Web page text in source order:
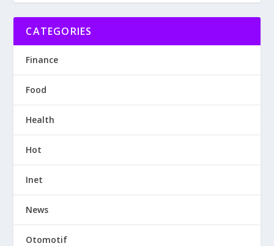
CATEGORIES
Finance
Food
Health
Hot
Inet
News
Otomotif